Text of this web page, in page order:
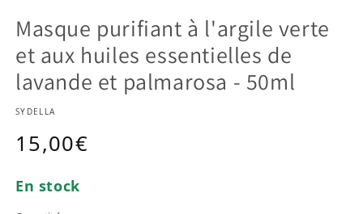
Masque purifiant à l'argile verte
et aux huiles essentielles de
lavande et palmarosa - 50ml
SYDELLA
Prix habituel
15,00€
En stock